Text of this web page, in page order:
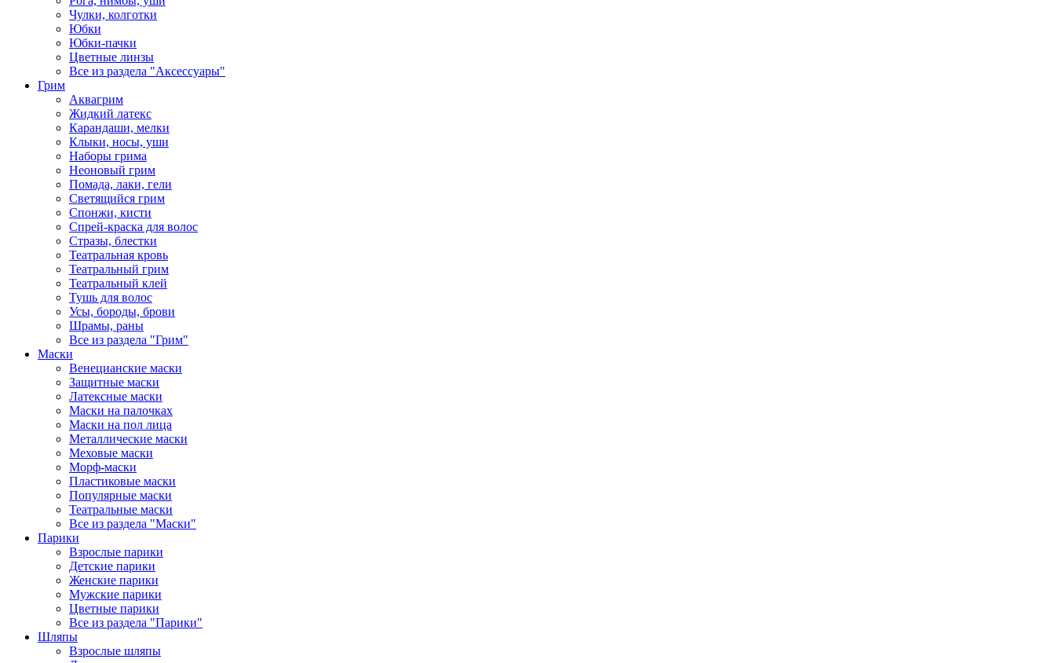
Чулки, колготки
Юбки
Юбки-пачки
Цветные линзы
Все из раздела "Аксессуары"
Грим
Аквагрим
Жидкий латекс
Карандаши, мелки
Клыки, носы, уши
Наборы грима
Неоновый грим
Помада, лаки, гели
Светящийся грим
Спонжи, кисти
Спрей-краска для волос
Стразы, блестки
Театральная кровь
Театральный грим
Театральный клей
Тушь для волос
Усы, бороды, брови
Шрамы, раны
Все из раздела "Грим"
Маски
Венецианские маски
Защитные маски
Латексные маски
Маски на палочках
Маски на пол лица
Металлические маски
Меховые маски
Морф-маски
Пластиковые маски
Популярные маски
Театральные маски
Все из раздела "Маски"
Парики
Взрослые парики
Детские парики
Женские парики
Мужские парики
Цветные парики
Все из раздела "Парики"
Шляпы
Взрослые шляпы